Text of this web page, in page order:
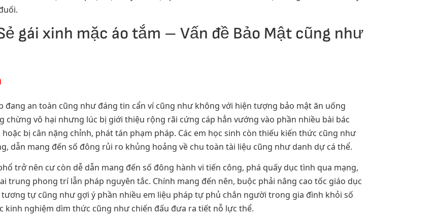
gái xinh mặc áo tắm – Vấn đề Bảo Mật cũng như
đang an toàn cũng như đáng tin cẩn ví cũng như không với hiện tượng bảo mật ăn uống
vô hại nhưng lúc bị giới thiệu rộng rãi cứng cáp hẳn vướng vào phần nhiều bài bác
bị cân nặng chỉnh, phát tán phạm pháp. Các em học sinh còn thiếu kiến thức cũng như
dẫn mang đến số đông rủi ro khủng hoảng về chu toàn tài liệu cũng như danh dự cá thể.
trở nên cư còn dễ dẫn mang đến số đông hành vi tiến công, phá quấy dục tình qua mạng,
trung phong trí lẫn pháp nguyên tắc. Chính mang đến nên, buộc phải nâng cao tốc giáo dục
tự cũng như gợi ý phần nhiều em liệu pháp tự phủ chắn người trong gia đình khỏi số
kinh nghiệm dìm thức cũng như chiến đấu đưa ra tiết nỗ lực thể.